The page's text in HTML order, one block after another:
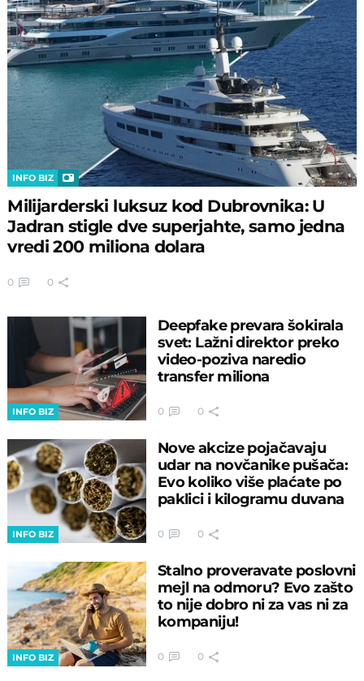
INFO BIZ
Milijarderski luksuz kod Dubrovnika: U
Jadran stigle dve superjahte, samo jedna
vredi 200 miliona dolara
0 0
INFO BIZ
Deepfake prevara šokirala
svet: Lažni direktor preko
video-poziva naredio
transfer miliona
0 0
INFO BIZ
Nove akcize pojačavaju
udar na novčanike pušača:
Evo koliko više plaćate po
paklici i kilogramu duvana
0 0
INFO BIZ
Stalno proveravate poslovni
mejl na odmoru? Evo zašto
to nije dobro ni za vas ni za
kompaniju!
0 0